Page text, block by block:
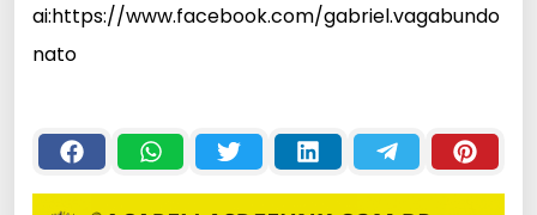
o
r
á
u
ai:https://www.facebook.com/gabriel.vagabundo
nato